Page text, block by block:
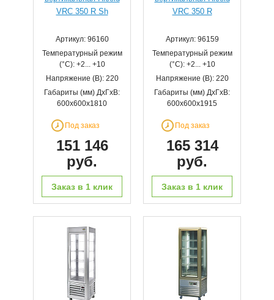
VRC 350 R Sh
Артикул: 96160
Температурный режим
(°С): +2... +10
Напряжение (В): 220
Габариты (мм) ДхГхВ:
600х600х1810
Под заказ
151 146
руб.
Заказ в 1 клик
VRC 350 R
Артикул: 96159
Температурный режим
(°С): +2... +10
Напряжение (В): 220
Габариты (мм) ДхГхВ:
600х600х1915
Под заказ
165 314
руб.
Заказ в 1 клик